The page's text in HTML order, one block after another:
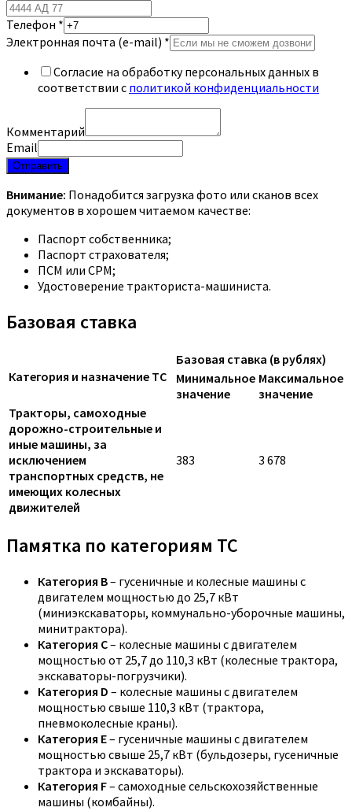
Телефон *
Электронная почта (e-mail) *
Согласие на обработку персональных данных в
соответствии с политикой конфиденциальности
Комментарий
Email
Отправить
Внимание: Понадобится загрузка фото или сканов всех
документов в хорошем читаемом качестве:
Паспорт собственника;
Паспорт страхователя;
ПСМ или СРМ;
Удостоверение тракториста-машиниста.
Базовая ставка
Категория и назначение ТС
Базовая ставка (в рублях)
Минимальное
значение
Максимальное
значение
Тракторы, самоходные
дорожно-строительные и
иные машины, за
исключением
транспортных средств, не
имеющих колесных
движителей
383 3 678
Памятка по категориям ТС
Категория B– гусеничные и колесные машины с
двигателем мощностью до 25,7 кВт
(миниэкскаваторы, коммунально-уборочные машины,
минитрактора).
Категория C– колесные машины с двигателем
мощностью от 25,7 до 110,3 кВт (колесные трактора,
экскаваторы-погрузчики).
Категория D – колесные машины с двигателем
мощностью свыше 110,3 кВт (трактора,
пневмоколесные краны).
Категория E– гусеничные машины с двигателем
мощностью свыше 25,7 кВт (бульдозеры, гусеничные
трактора и экскаваторы).
Категория F– самоходные сельскохозяйственные
машины (комбайны).